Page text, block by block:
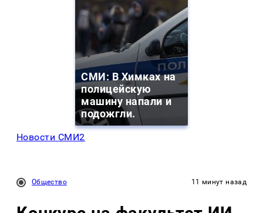
СМИ: В Химках на
полицейскую
машину напали и
подожгли.
Новости СМИ2
Общество 11 минут назад